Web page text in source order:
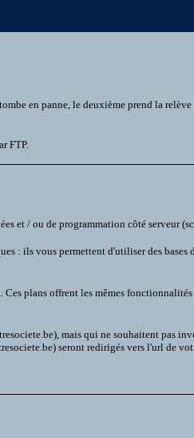
en panne, le deuxième prend la
FTP.
et / ou de programmation côté serveur
: ils vous permettent d'utiliser des bases
plans offrent les mêmes
mais qui ne souhaitent pas
seront redirigés vers l'url de